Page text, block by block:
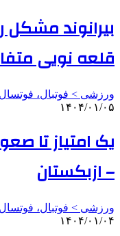
بیرانوند
قلعه نویی
ورزشی > فوتبال، فوتسال
۱۴۰۴/۰۱/۰۵
– ازبکستان
ورزشی > فوتبال، فوتسال
۱۴۰۴/۰۱/۰۴